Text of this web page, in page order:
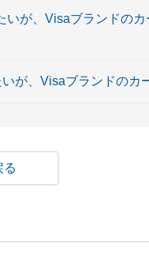
いが、Visaブランドの
が、Visaブランドのカ
る